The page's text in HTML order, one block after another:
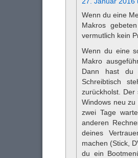
Wenn du eine
Makros
vermutlich kein
Wenn du eine
Makro
Dann hast du
Schreibtisch
zurückholst. Der
Windows neu
zwei Tage
anderen
deines
machen (Stick,
du ein